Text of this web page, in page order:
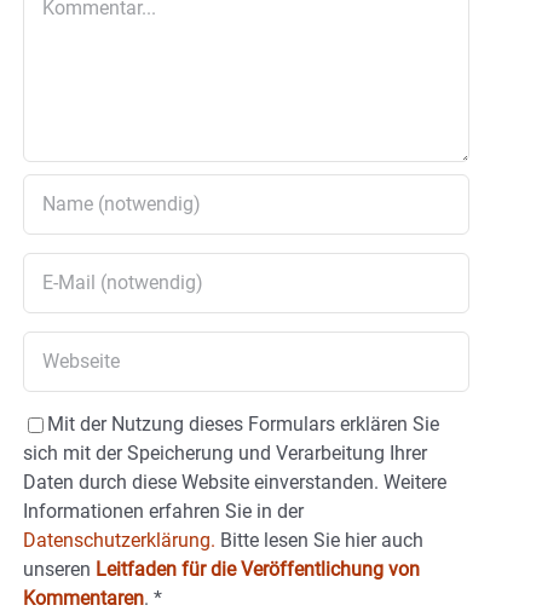
Mit der Nutzung dieses Formulars erklären Sie
sich mit der Speicherung und Verarbeitung Ihrer
Daten durch diese Website einverstanden. Weitere
Informationen erfahren Sie in der
Datenschutzerklärung. Bitte lesen Sie hier auch
unseren Leitfaden für die Veröffentlichung von
Kommentaren. *